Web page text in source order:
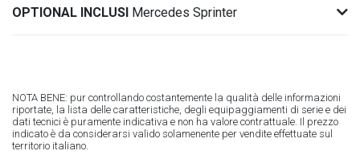
OPTIONAL INCLUSI Mercedes Sprinter
NOTA BENE: pur controllando costantemente la qualità delle informazioni
riportate, la lista delle caratteristiche, degli equipaggiamenti di serie e dei
dati tecnici è puramente indicativa e non ha valore contrattuale. Il prezzo
indicato è da considerarsi valido solamenente per vendite effettuate sul
territorio italiano.